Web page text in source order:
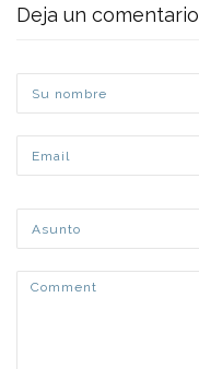
Deja un comentario